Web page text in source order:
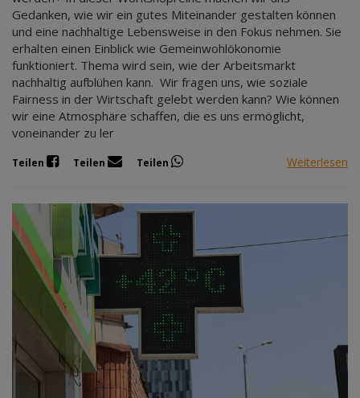
Gedanken, wie wir ein gutes Miteinander gestalten können
und eine nachhaltige Lebensweise in den Fokus nehmen. Sie
erhalten einen Einblick wie Gemeinwohlökonomie
funktioniert. Thema wird sein, wie der Arbeitsmarkt
nachhaltig aufblühen kann. Wir fragen uns, wie soziale
Fairness in der Wirtschaft gelebt werden kann? Wie können
wir eine Atmosphäre schaffen, die es uns ermöglicht,
voneinander zu ler
Teilen Teilen Teilen Weiterlesen